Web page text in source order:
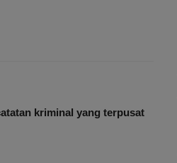
kriminal yang terpusat